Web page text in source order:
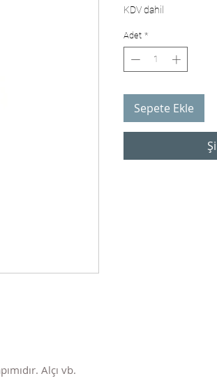
Alçı vb.
KDV dahil
Adet *
Sepete Ekle